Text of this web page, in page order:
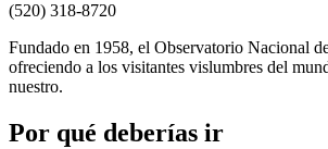
(520) 318-8720
Fundado en 1958, el Observatorio Nacional
ofreciendo a los visitantes vislumbres del
nuestro.
Por qué deberías ir